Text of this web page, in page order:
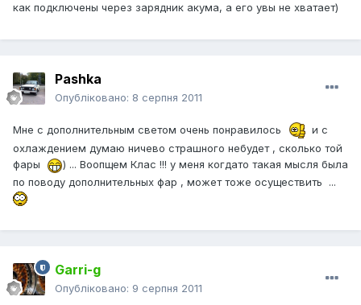
как подключены через зарядник акума, а его увы не хватает)
Pashka
Опубліковано: 8 серпня 2011
Мне с дополнительным светом очень понравилось
и с
охлаждением думаю ничево страшного небудет , сколько той
фары
) ... Воопщем Клас !!! у меня когдато такая мысля была
по поводу дополнительных фар , может тоже осуществить ...
Garri-g
Опубліковано: 9 серпня 2011